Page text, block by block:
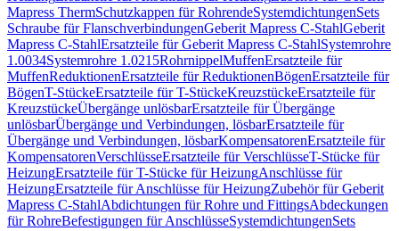
Mapress ThermSchutzkappen für RohrendeSystemdichtungenSets
Schraube für FlanschverbindungenGeberit Mapress C-StahlGeberit
Mapress C-StahlErsatzteile für Geberit Mapress C-StahlSystemrohre
1.0034Systemrohre 1.0215RohrnippelMuffenErsatzteile für
MuffenReduktionenErsatzteile für ReduktionenBögenErsatzteile für
BögenT-StückeErsatzteile für T-StückeKreuzstückeErsatzteile für
KreuzstückeÜbergänge unlösbarErsatzteile für Übergänge
unlösbarÜbergänge und Verbindungen, lösbarErsatzteile für
Übergänge und Verbindungen, lösbarKompensatorenErsatzteile für
KompensatorenVerschlüsseErsatzteile für VerschlüsseT-Stücke für
HeizungErsatzteile für T-Stücke für HeizungAnschlüsse für
HeizungErsatzteile für Anschlüsse für HeizungZubehör für Geberit
Mapress C-StahlAbdichtungen für Rohre und FittingsAbdeckungen
für RohreBefestigungen für AnschlüsseSystemdichtungenSets